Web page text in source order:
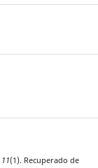
11(1). Recuperado de